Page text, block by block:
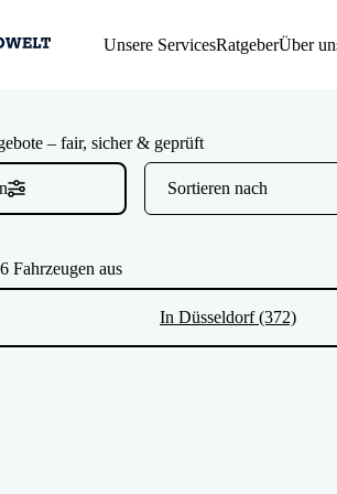
Unsere ServicesRatgeberÜber
– fair, sicher & geprüft
Fahrzeugen aus
In Düsseldorf (372)